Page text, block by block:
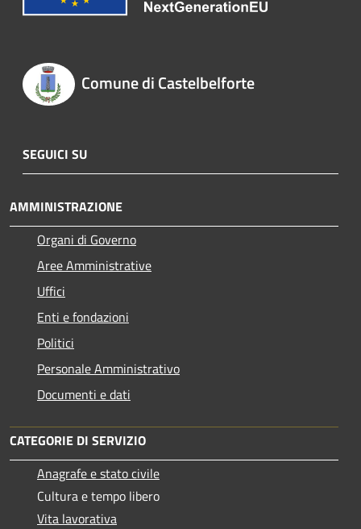
Comune di Castelbelforte
SEGUICI SU
AMMINISTRAZIONE
Organi di Governo
Aree Amministrative
Uffici
Enti e fondazioni
Politici
Personale Amministrativo
Documenti e dati
CATEGORIE DI SERVIZIO
Anagrafe e stato civile
Cultura e tempo libero
Vita lavorativa